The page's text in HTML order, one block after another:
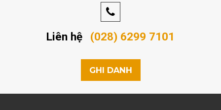
Liên hệ (028) 6299 7101
GHI DANH